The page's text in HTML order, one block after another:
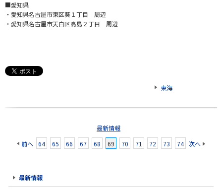
■愛知県
・愛知県名古屋市東区葵１丁目 周辺
・愛知県名古屋市天白区高島２丁目 周辺
東海
最新情報
前へ 64 65 66 67 68 69 70 71 72 73 74 次へ
最新情報